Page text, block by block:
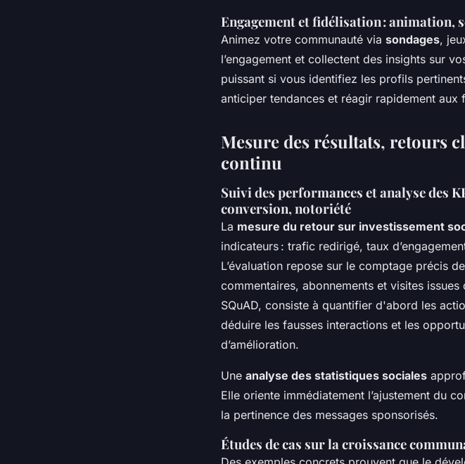
Engagement et fidélisation : animation,
Animez votre communauté via sondages,
l’engagement et collectent des insights sur
puissant si vous identifiez les profils
anticiper tendances et réagir rapidement aux
Mesure des résultats, retours
continu
Suivi des performances et analyse des
conversion, notoriété
La mesure du retour sur investissement
indicateurs : trafic redirigé, taux
L’évaluation repose sur le comptage précis
commentaires, abonnements et visites
SQuAD, consiste à quantifier d'abord les
déduire les fausses interactions et les
d’amélioration.
Une analyse des statistiques sociales
Elle oriente immédiatement l’ajustement du
la pertinence des messages sponsorisés.
Études de cas sur la croissance